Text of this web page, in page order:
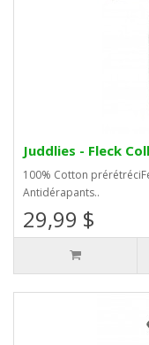
Juddlies - Fleck
100% Cotton
Antidérapants..
29,99 $